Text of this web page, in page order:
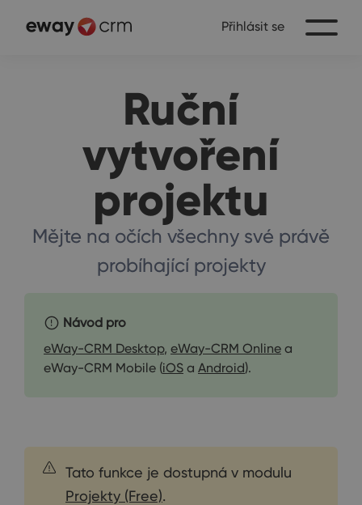
Přihlásit se
Ruční
vytvoření
projektu
Mějte na očích všechny své právě
probíhající projekty
Návod pro
eWay-CRM Desktop, eWay-CRM Online a
eWay-CRM Mobile (iOS a Android).
Tato funkce je dostupná v modulu
Projekty (Free).